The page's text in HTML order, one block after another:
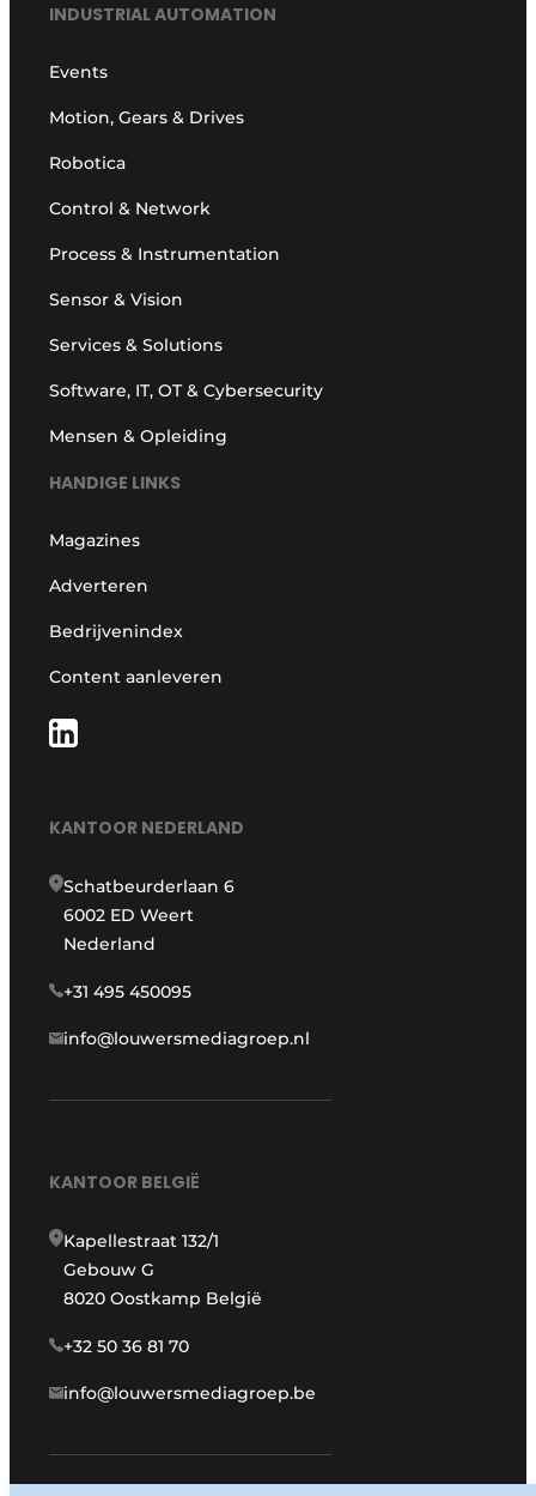
INDUSTRIAL AUTOMATION
Events
Motion, Gears & Drives
Robotica
Control & Network
Process & Instrumentation
Sensor & Vision
Services & Solutions
Software, IT, OT & Cybersecurity
Mensen & Opleiding
HANDIGE LINKS
Magazines
Adverteren
Bedrijvenindex
Content aanleveren
KANTOOR NEDERLAND
Schatbeurderlaan 6
6002 ED Weert
Nederland
+31 495 450095
info@louwersmediagroep.nl
KANTOOR BELGIË
Kapellestraat 132/1
Gebouw G
8020 Oostkamp België
+32 50 36 81 70
info@louwersmediagroep.be